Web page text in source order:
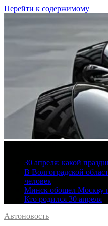
Перейти к содержимому
30 апреля: какой
В Волгоградской
человек
Минск обошел Москву
Кто родился 30 апреля
Автоновость